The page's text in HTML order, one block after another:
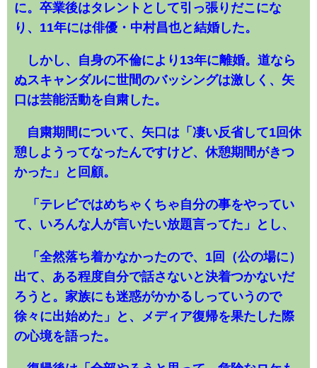
に。卒業後はタレントとして引っ張りだこにな
り、11年には俳優・中村昌也と結婚した。
しかし、自身の不倫により13年に離婚。道なら
ぬスキャンダルに世間のバッシングは激しく、矢
口は芸能活動を自粛した。
自粛期間について、矢口は「凄い反省して1回休
憩しようってなったんですけど、休憩期間がきつ
かった」と回顧。
「テレビではめちゃくちゃ自分の事をやってい
て、いろんな人が言いたい放題言ってた」とし、
「全然落ち着かなかったので、1回（公の場に）
出て、ある程度自分で話さないと決着つかないだ
ろうと。家族にも迷惑がかかるしっていうので
徐々に出始めた」と、メディア復帰を果たした際
の心境を語った。